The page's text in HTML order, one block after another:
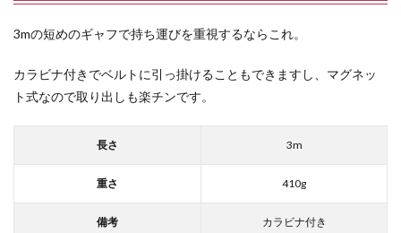
3mの短めのギャフで持ち運びを重視するならこれ。
カラビナ付きでベルトに引っ掛けることもできますし、マグネッ
ト式なので取り出しも楽チンです。
長さ 3m
重さ 410g
備考 カラビナ付き